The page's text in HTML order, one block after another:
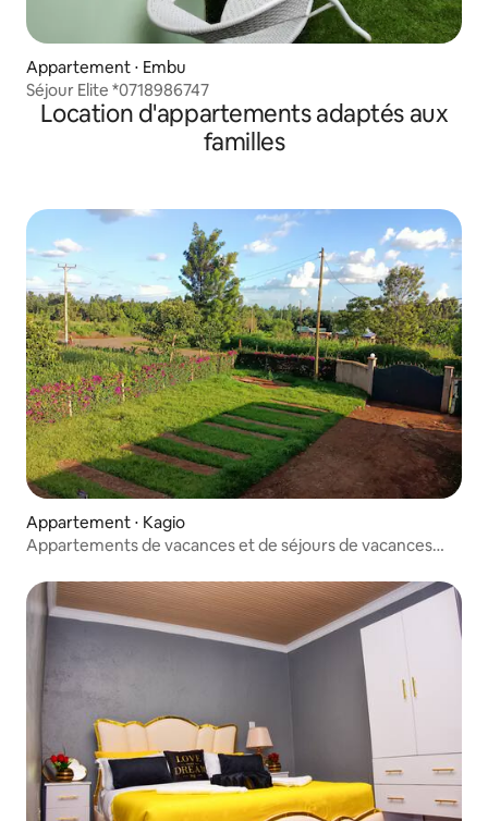
Appartement ⋅ Embu
Séjour Elite *0718986747
Location d'appartements adaptés aux
familles
Appartement ⋅ Kagio
Appartements de vacances et de séjours de vacances